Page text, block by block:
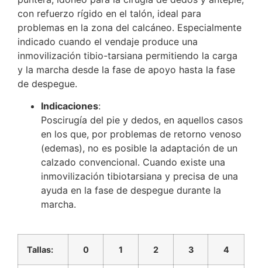
con refuerzo rígido en el talón, ideal para
problemas en la zona del calcáneo. Especialmente
indicado cuando el vendaje produce una
inmovilización tibio-tarsiana permitiendo la carga
y la marcha desde la fase de apoyo hasta la fase
de despegue.
Indicaciones:
Poscirugía del pie y dedos, en aquellos casos
en los que, por problemas de retorno venoso
(edemas), no es posible la adaptación de un
calzado convencional. Cuando existe una
inmovilización tibiotarsiana y precisa de una
ayuda en la fase de despegue durante la
marcha.
Tallas: 0 1 2 3 4